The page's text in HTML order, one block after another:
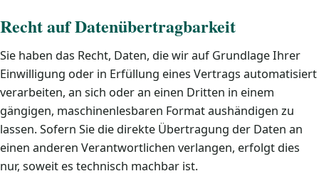
Recht auf Daten­übertrag­barkeit
Sie haben das Recht, Daten, die wir auf Grundlage Ihrer
Einwilligung oder in Erfüllung eines Vertrags automatisiert
verarbeiten, an sich oder an einen Dritten in einem
gängigen, maschinenlesbaren Format aushändigen zu
lassen. Sofern Sie die direkte Übertragung der Daten an
einen anderen Verantwortlichen verlangen, erfolgt dies
nur, soweit es technisch machbar ist.